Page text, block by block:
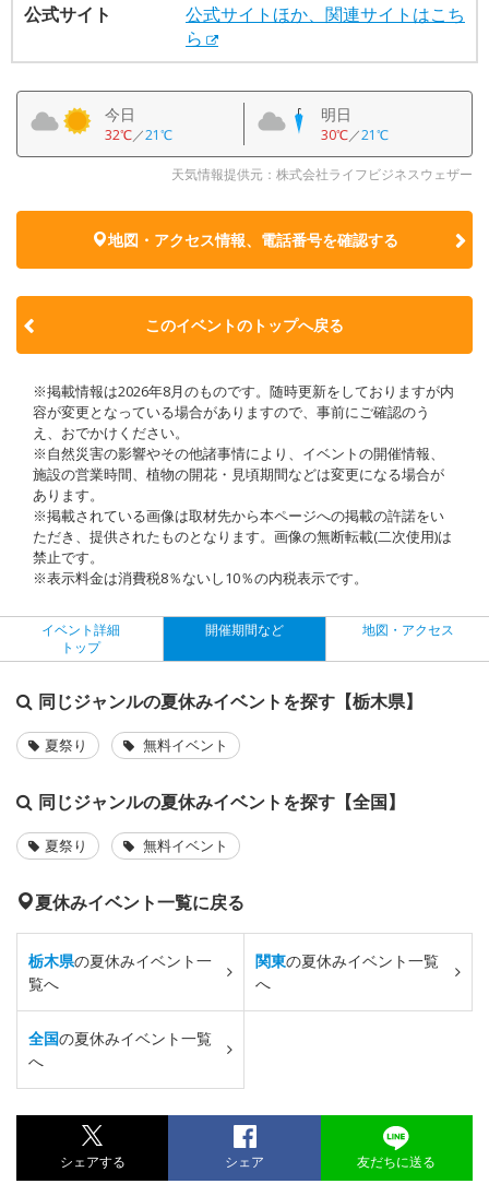
公式サイト
公式サイトほか、関連サイトはこち
ら
今日
32℃／21℃
明日
30℃／21℃
天気情報提供元：株式会社ライフビジネスウェザー
地図・アクセス情報、電話番号を確認する
このイベントのトップへ戻る
※掲載情報は2026年8月のものです。随時更新をしておりますが内
容が変更となっている場合がありますので、事前にご確認のう
え、おでかけください。
※自然災害の影響やその他諸事情により、イベントの開催情報、
施設の営業時間、植物の開花・見頃期間などは変更になる場合が
あります。
※掲載されている画像は取材先から本ページへの掲載の許諾をい
ただき、提供されたものとなります。画像の無断転載(二次使用)は
禁止です。
※表示料金は消費税8％ないし10％の内税表示です。
イベント詳細
トップ
開催期間など 地図・アクセス
同じジャンルの夏休みイベントを探す【栃木県】
夏祭り 無料イベント
同じジャンルの夏休みイベントを探す【全国】
夏祭り 無料イベント
夏休みイベント一覧に戻る
栃木県の夏休みイベント一
覧へ
関東の夏休みイベント一覧
へ
全国の夏休みイベント一覧
へ
シェアする シェア 友だちに送る